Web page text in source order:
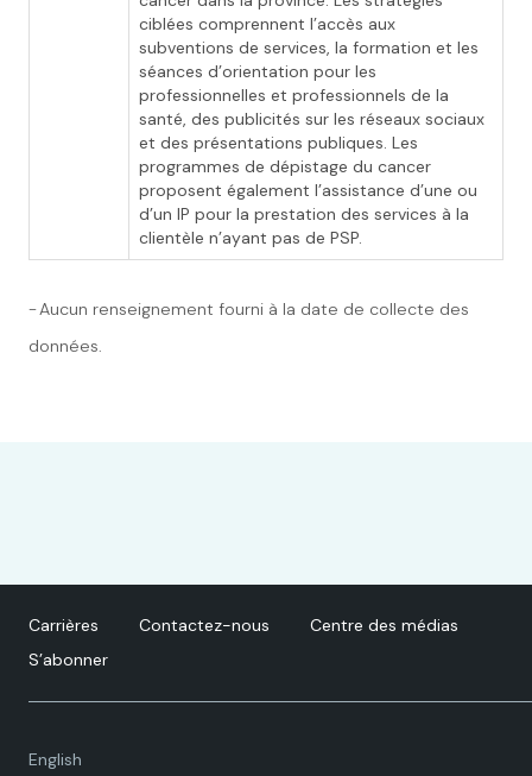
ciblées comprennent l’accès aux
subventions de services, la formation et les
séances d’orientation pour les
professionnelles et professionnels de la
santé, des publicités sur les réseaux sociaux
et des présentations publiques. Les
programmes de dépistage du cancer
proposent également l’assistance d’une ou
d’un IP pour la prestation des services à la
clientèle n’ayant pas de PSP.
- Aucun renseignement fourni à la date de collecte des
données.
Carrières Contactez-nous
Centre des médias
S’abonner
English
Language